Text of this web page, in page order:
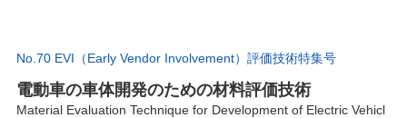
No.70 EVI（Early Vendor Involvement）評価技術特集号
電動車の車体開発のための材料評価技術
Material Evaluation Technique for Development of Electric Vehicl